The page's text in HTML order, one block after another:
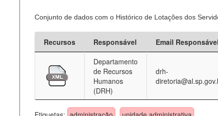
Conjunto de dados com o Histórico de Lotações dos
Recursos Responsável
Email
Departamento
de Recursos
Humanos
(DRH)
drh-